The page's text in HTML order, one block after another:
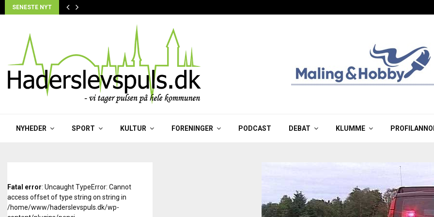
SENESTE NYT
NYHEDER SPORT KULTUR FORENINGER PODCAST DEBAT KLUMME
Fatal error: Uncaught TypeError: Cannot
access offset of type string on string in
/home/www/haderslevspuls.dk/wp-